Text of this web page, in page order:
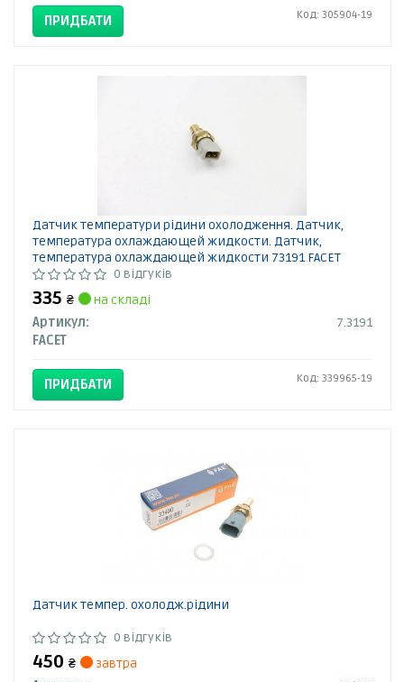
ПРИДБАТИ Код: 305904-19
Датчик температури рідини охолодження. Датчик,
температура охлаждающей жидкости. Датчик,
температура охлаждающей жидкости 73191 FACET
0 відгуків
335 ₴
на складі
Артикул:
7.3191
FACET
ПРИДБАТИ Код: 339965-19
Датчик темпер. охолодж.рідини
0 відгуків
450 ₴
завтра